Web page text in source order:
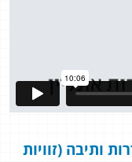
ותיבה (זוויות